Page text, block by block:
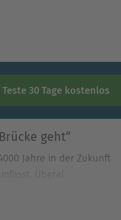
Teste 30 Tage kostenlos
geht“
Jahre in der Zukunft
Überal
Überall leben die